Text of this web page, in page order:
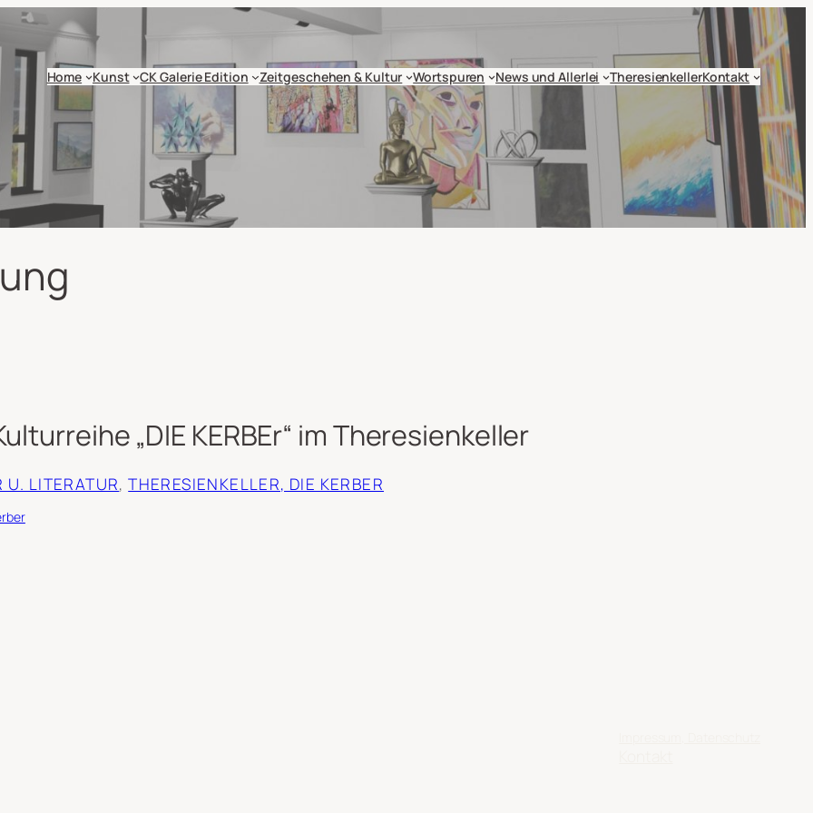
Home Kunst CK Galerie Edition Zeitgeschehen & Kultur Wortspuren News und Allerlei TheresienkellerKontakt
„DIE KERBEr“ im Theresienkeller
U. LITERATUR, THERESIENKELLER, DIE KERBER